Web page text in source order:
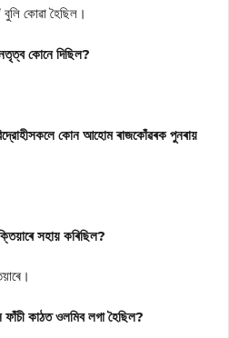
কোৱা হৈছিল।
কোনে দিছিল?
কোন আহোম ৰাজকোঁৱৰক পুনৰায়
সহায় কৰিছিল?
কাঠত ওলমিব লগা হৈছিল?